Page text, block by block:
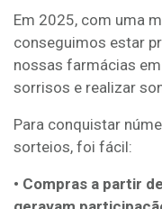
Em 2025, com uma
conseguimos estar
nossas farmácias
sorrisos e realizar
Para conquistar
sorteios, foi fácil:
• Compras a partir